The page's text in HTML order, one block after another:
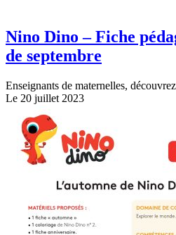
Nino Dino – Fiche
de septembre
Enseignants de maternelles,
Le 20 juillet 2023